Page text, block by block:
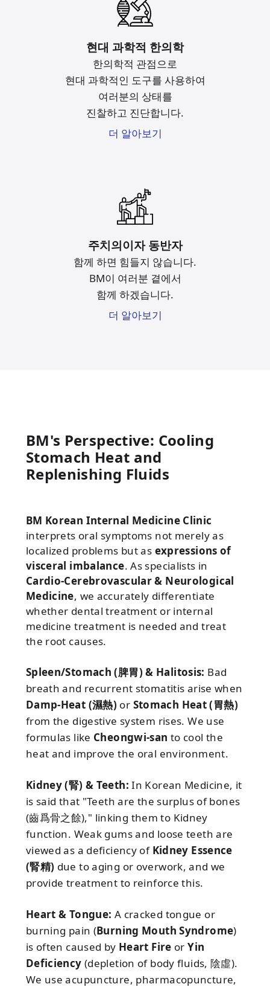
현대 과학적 한의학
한의학적 관점으로
현대 과학적인 도구를 사용하여
여러분의 상태를
진찰하고 진단합니다.
더 알아보기
주치의이자 동반자
함께 하면 힘들지 않습니다.
BM이 여러분 곁에서
함께 하겠습니다.
더 알아보기
BM's Perspective: Cooling
Stomach Heat and
Replenishing Fluids
BM Korean Internal Medicine Clinic
interprets oral symptoms not merely as
localized problems but as expressions of
visceral imbalance. As specialists in
Cardio-Cerebrovascular & Neurological
Medicine, we accurately differentiate
whether dental treatment or internal
medicine treatment is needed and treat
the root causes.
Spleen/Stomach (脾胃) & Halitosis: Bad
breath and recurrent stomatitis arise when
Damp-Heat (濕熱) or Stomach Heat (胃熱)
from the digestive system rises. We use
formulas like Cheongwi-san to cool the
heat and improve the oral environment.
Kidney (腎) & Teeth: In Korean Medicine, it
is said that "Teeth are the surplus of bones
(齒爲骨之餘)," linking them to Kidney
function. Weak gums and loose teeth are
viewed as a deficiency of Kidney Essence
(腎精) due to aging or overwork, and we
provide treatment to reinforce this.
Heart & Tongue: A cracked tongue or
burning pain (Burning Mouth Syndrome)
is often caused by Heart Fire orYin
Deficiency (depletion of body fluids, 陰虛).
We use acupuncture, pharmacopuncture,